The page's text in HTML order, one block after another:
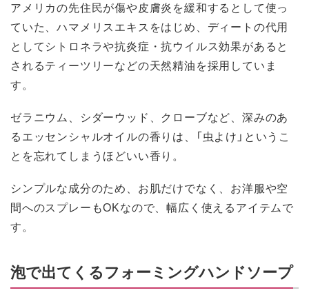
アメリカの先住民が傷や皮膚炎を緩和するとして使っ
ていた、ハマメリスエキスをはじめ、ディートの代用
としてシトロネラや抗炎症・抗ウイルス効果があると
されるティーツリーなどの天然精油を採用していま
す。
ゼラニウム、シダーウッド、クローブなど、深みのあ
るエッセンシャルオイルの香りは、「虫よけ」というこ
とを忘れてしまうほどいい香り。
シンプルな成分のため、お肌だけでなく、お洋服や空
間へのスプレーもOKなので、幅広く使えるアイテムで
す。
泡で出てくるフォーミングハンドソープ